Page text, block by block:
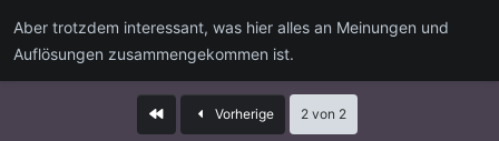
Aber trotzdem interessant, was hier alles an Meinungen und
Auflösungen zusammengekommen ist.
Vorherige 2 von 2